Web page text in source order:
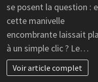
se posent la question :
cette manivelle
encombrante laissait
à un simple clic ? Le…
Voir article complet